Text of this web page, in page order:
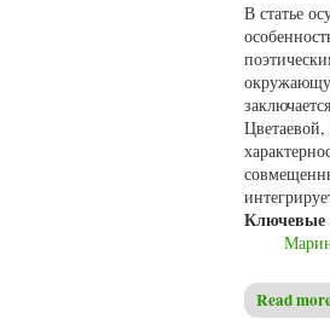
В статье
Ключевые
Read